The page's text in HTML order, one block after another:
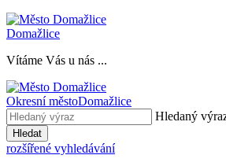
Domažlice
Vítáme Vás u nás ...
Okresní městoDomažlice
Hledaný
Hledat
rozšířené vyhledávání